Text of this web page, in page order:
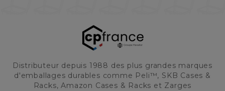
Distributeur depuis 1988 des plus grandes marques
d'emballages durables comme Peli™, SKB Cases &
Racks, Amazon Cases & Racks et Zarges